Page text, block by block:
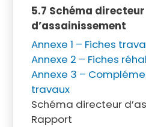
5.7 Schéma directeur
d’assainissement
Annexe 1 – Fiches
Annexe 2 – Fiches
Annexe 3 –
travaux
Schéma directeur
Rapport